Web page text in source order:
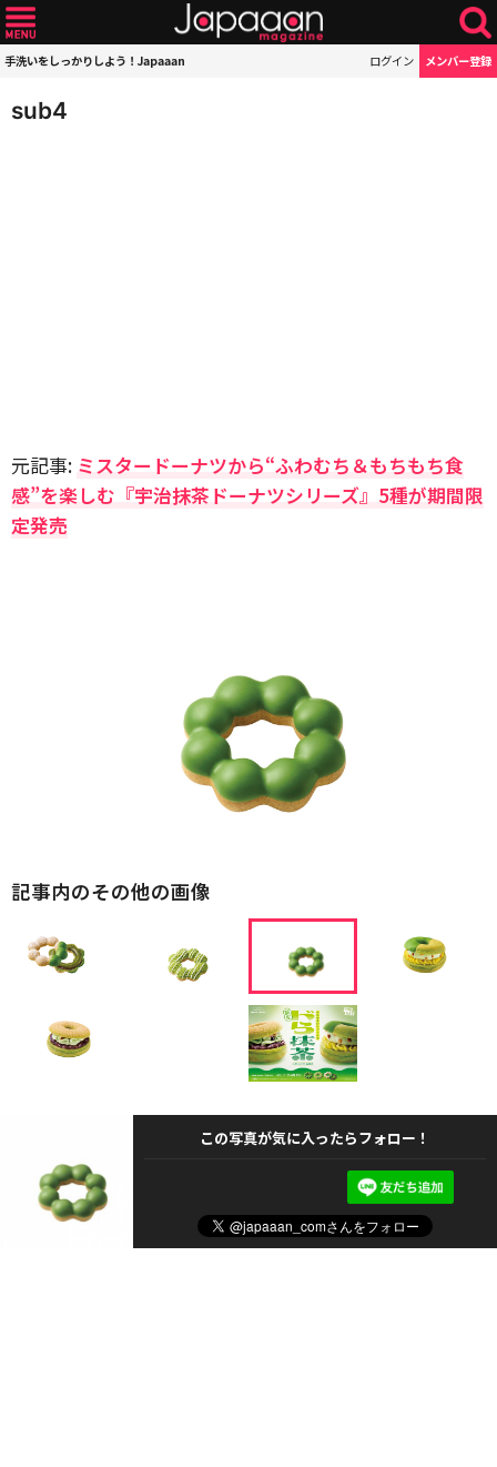
手洗いをしっかりしよう！Japaaan ログイン メンバー登録
sub4
元記事: ミスタードーナツから“ふわむち＆もちもち食
感”を楽しむ『宇治抹茶ドーナツシリーズ』5種が期間限
定発売
記事内のその他の画像
この写真が気に入ったらフォロー！